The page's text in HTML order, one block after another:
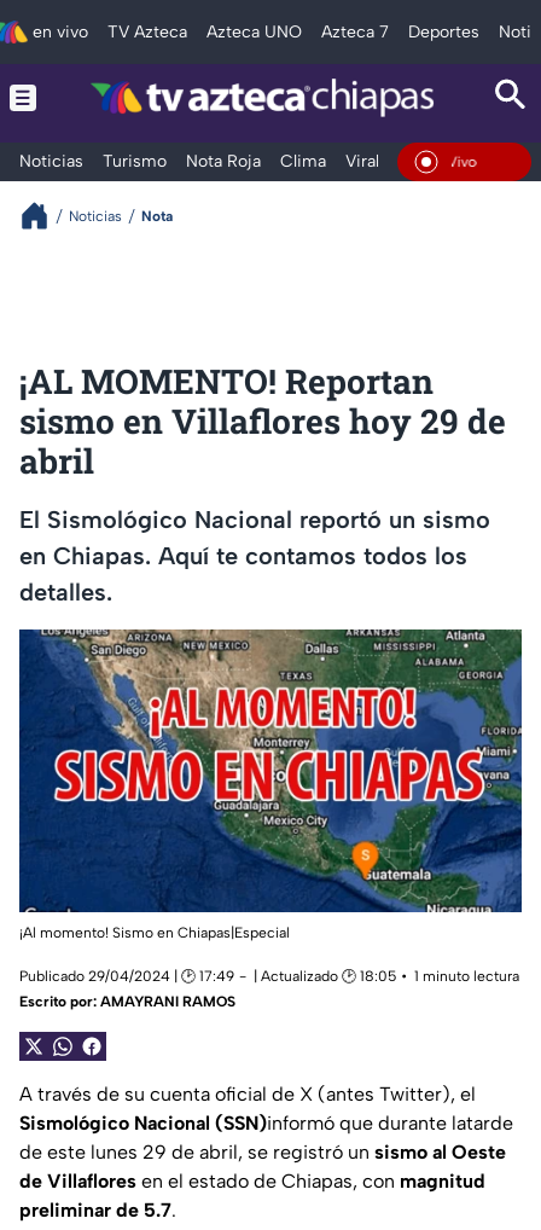
en vivo TV Azteca Azteca UNO Azteca 7 Deportes
Noticias Turismo Nota Roja Clima Viral y Tendencia
En Vivo
Noticias Nota
¡AL MOMENTO! Reportan
sismo en Villaflores hoy 29 de
abril
El Sismológico Nacional reportó un sismo
en Chiapas. Aquí te contamos todos los
detalles.
¡Al momento! Sismo en Chiapas|Especial
Publicado 29/04/2024 | 🕑 17:49 | Actualizado 🕑 18:05
1 minuto lectura
Escrito por: AMAYRANI RAMOS
A través de su cuenta oficial de X (antes Twitter), el
Sismológico Nacional (SSN)informó que durante latarde
de este lunes 29 de abril, se registró un sismo al Oeste
de Villaflores en el estado de Chiapas, con magnitud
preliminar de 5.7.